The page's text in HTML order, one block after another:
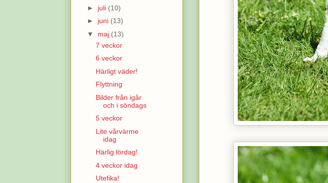
► juli (10)
► juni (13)
▼ maj (13)
7 veckor
6 veckor
Härligt väder!
Flyttning
Bilder från igår
och i söndags
5 veckor
Lite vårvärme
idag
Härlig lördag!
4 veckor idag
Utefika!